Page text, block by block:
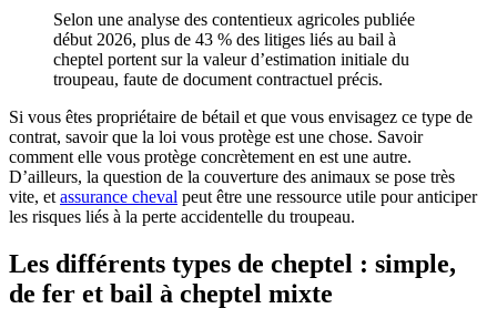
Selon une analyse des contentieux agricoles publiée
début 2026, plus de 43 % des litiges liés au bail à
cheptel portent sur la valeur d’estimation initiale du
troupeau, faute de document contractuel précis.
Si vous êtes propriétaire de bétail et que vous envisagez ce type de
contrat, savoir que la loi vous protège est une chose. Savoir
comment elle vous protège concrètement en est une autre.
D’ailleurs, la question de la couverture des animaux se pose très
vite, et assurance cheval peut être une ressource utile pour anticiper
les risques liés à la perte accidentelle du troupeau.
Les différents types de cheptel : simple,
de fer et bail à cheptel mixte